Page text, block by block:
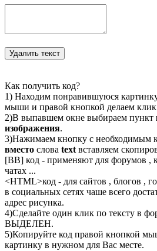
Как получить код?
1) Находим понравившуюся
мыши и правой кнопкой делаем
2)В выпавшем окне выбираем пункт
изображения.
3)Нажимаем кнопку с необходимым
вместо слова textвставляем
[BB] код - применяют для форумов ,
чатах ...
<HTML>код - для сайтов , блогов ,
в социальных сетях чаше всего
адрес рисунка.
4)Сделайте один клик по тексту в
ВЫДЕЛЕН.
5)Копируйте код правой кнопкой
картинку в нужном для Вас месте.